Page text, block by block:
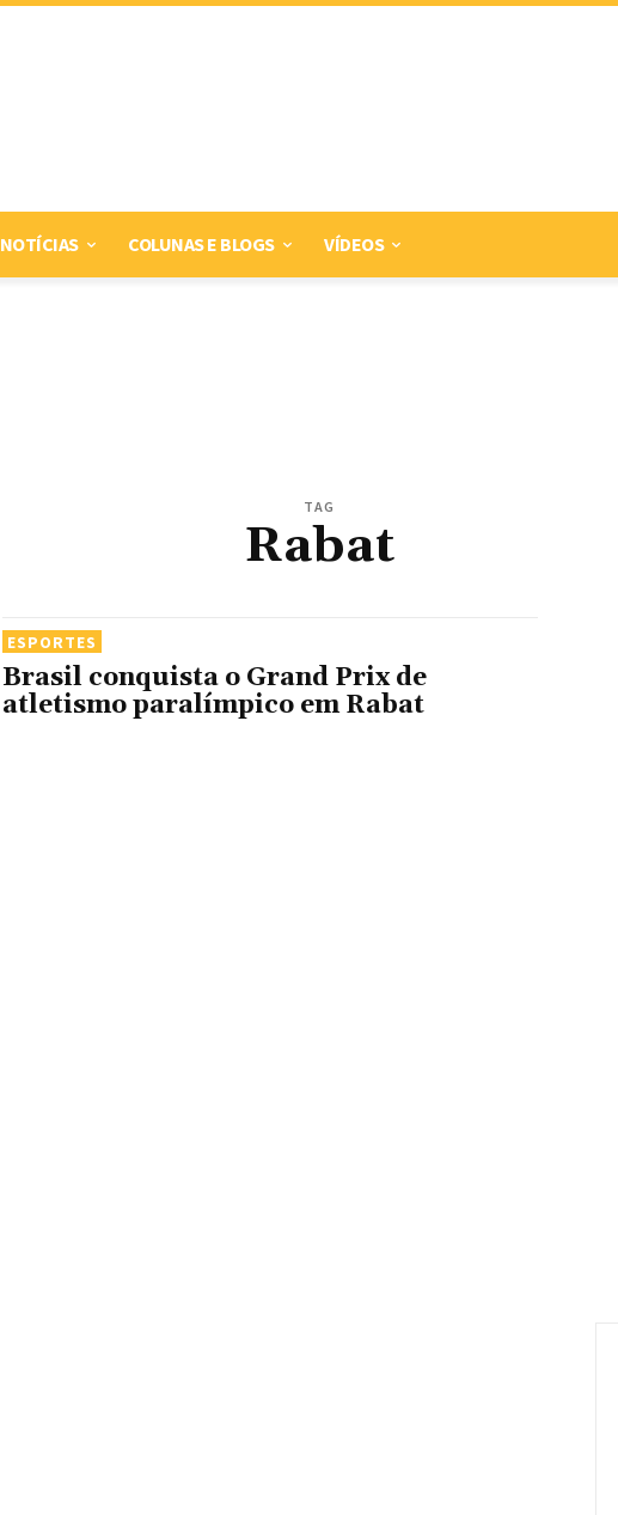
NOTÍCIAS COLUNAS E BLOGS VÍDEOS
TAG
Rabat
ESPORTES
Brasil conquista o Grand Prix de
atletismo paralímpico em Rabat